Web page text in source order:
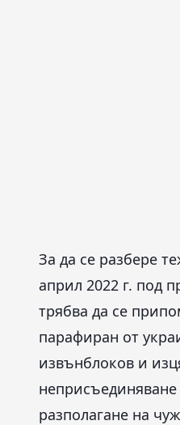
За да се разбере
април 2022 г. под
трябва да се
парафиран от
извънблоков и
разполагане на